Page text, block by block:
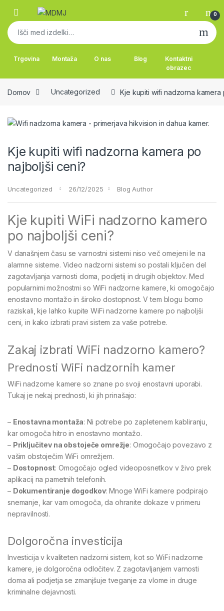
Skip to navigation
Skip to content
0
Išči:
Trgovina Montaža O nas Blog
Kontaktni
obrazec
Domov Uncategorized Kje kupiti wifi nadzorna kamera
Kje kupiti wifi nadzorna kamera po
najboljši ceni?
Uncategorized 26/12/2025 Blog Author
Kje kupiti WiFi nadzorno kamero
po najboljši ceni?
V današnjem času se varnostni sistemi niso več omejeni le na
alarmne sisteme. Video nadzorni sistemi so postali ključen del
zagotavljanja varnosti doma, podjetij in drugih objektov. Med
popularnimi možnostmi so WiFi nadzorne kamere, ki omogočajo
enostavno montažo in široko dostopnost. V tem blogu bomo
raziskali, kje lahko kupite WiFi nadzorne kamere po najboljši
ceni, in kako izbrati pravi sistem za vaše potrebe.
Zakaj izbrati WiFi nadzorno kamero?
Prednosti WiFi nadzornih kamer
WiFi nadzorne kamere so znane po svoji enostavni uporabi.
Tukaj je nekaj prednosti, ki jih prinašajo:
– Enostavna montaža: Ni potrebe po zapletenem kabliranju,
kar omogoča hitro in enostavno montažo.
– Priključitev na obstoječe omrežje: Omogočajo povezavo z
vašim obstoječim WiFi omrežjem.
– Dostopnost: Omogočajo ogled videoposnetkov v živo prek
aplikacij na pametnih telefonih.
– Dokumentiranje dogodkov: Mnoge WiFi kamere podpirajo
snemanje, kar vam omogoča, da ohranite dokaze v primeru
nepravilnosti.
Dolgoročna investicija
Investicija v kvaliteten nadzorni sistem, kot so WiFi nadzorne
kamere, je dolgoročna odločitev. Z zagotavljanjem varnosti
doma ali podjetja se zmanjšuje tveganje za vlome in druge
kriminalne dejavnosti.